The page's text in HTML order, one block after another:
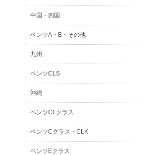
中国・四国
ベンツA・B・その他
九州
ベンツCLS
沖縄
ベンツCLクラス
ベンツCクラス・CLK
ベンツEクラス